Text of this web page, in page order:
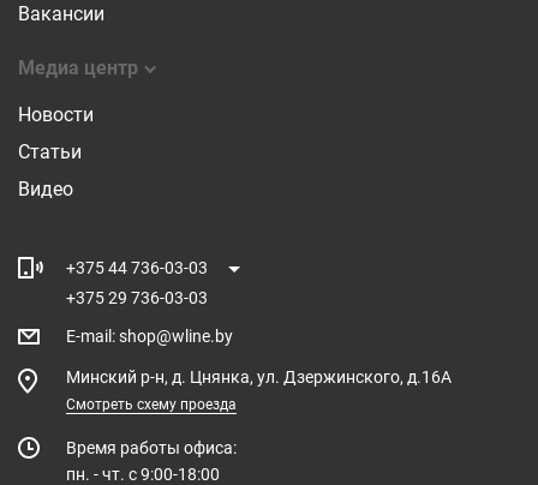
Вакансии
Медиа центр
Новости
Статьи
Видео
+375 44 736-03-03
+375 29 736-03-03
E-mail :shop@wline.by
Минский р-н, д. Цнянка, ул. Дзержинского, д.16А
Смотреть схему проезда
Время работы офиса:
пн. - чт. с 9:00-18:00